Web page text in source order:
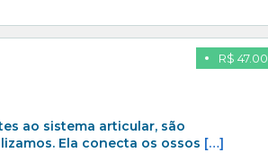
R$ 47.00
ao sistema articular, são
Ela conecta os ossos […]